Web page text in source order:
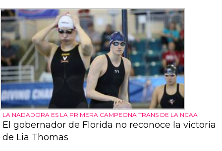
LA NADADORA ES LA PRIMERA CAMPEONA TRANS DE LA NCAA
El gobernador de Florida no reconoce la victoria
de Lia Thomas